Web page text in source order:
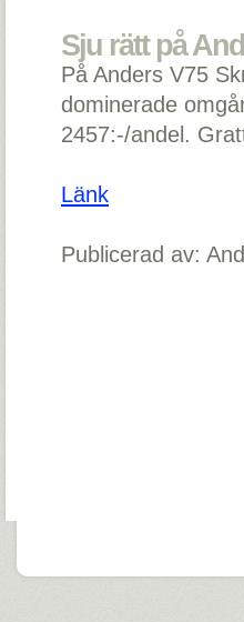
Sju rätt på
På Anders V75
dominerade
2457:-/andel.
Länk
Publicerad av: